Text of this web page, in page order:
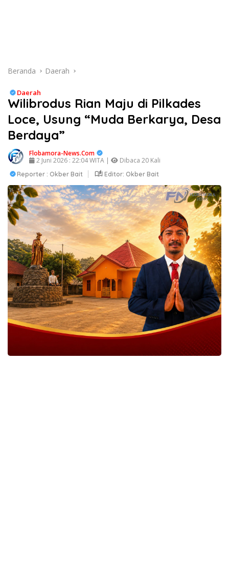
Beranda Daerah
Daerah
Wilibrodus Rian Maju di Pilkades
Loce, Usung “Muda Berkarya, Desa
Berdaya”
Flobamora-News.Com
2 Juni 2026 : 22:04 WITA |
Dibaca 20 Kali
Reporter : Okber Bait Editor: Okber Bait